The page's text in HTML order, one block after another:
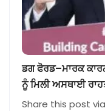
ਡਗ ਫੋਰਡ–ਮਾਰਕ
ਨੂੰ ਮਿਲੀ ਅਸਥਾਈ
Share this post